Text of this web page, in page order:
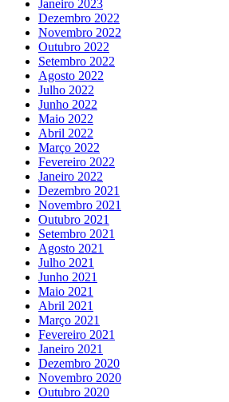
Janeiro 2023
Dezembro 2022
Novembro 2022
Outubro 2022
Setembro 2022
Agosto 2022
Julho 2022
Junho 2022
Maio 2022
Abril 2022
Março 2022
Fevereiro 2022
Janeiro 2022
Dezembro 2021
Novembro 2021
Outubro 2021
Setembro 2021
Agosto 2021
Julho 2021
Junho 2021
Maio 2021
Abril 2021
Março 2021
Fevereiro 2021
Janeiro 2021
Dezembro 2020
Novembro 2020
Outubro 2020